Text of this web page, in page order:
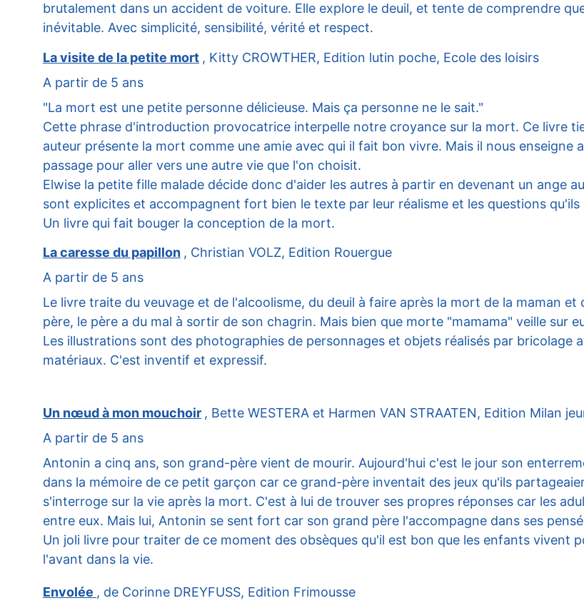
brutalement dans un accident de voiture. Elle explore le deuil, et tente de comprendre
inévitable. Avec simplicité, sensibilité, vérité et respect.
La visite de la petite mort , Kitty CROWTHER, Edition lutin poche, Ecole des loisirs
A partir de 5 ans
"La mort est une petite personne délicieuse. Mais ça personne ne le sait."
Cette phrase d'introduction provocatrice interpelle notre croyance sur la mort. Ce livre
auteur présente la mort comme une amie avec qui il fait bon vivre. Mais il nous enseigne
passage pour aller vers une autre vie que l'on choisit.
Elwise la petite fille malade décide donc d'aider les autres à partir en devenant un ange
sont explicites et accompagnent fort bien le texte par leur réalisme et les questions qu'ils
Un livre qui fait bouger la conception de la mort.
La caresse du papillon , Christian VOLZ, Edition Rouergue
A partir de 5 ans
Le livre traite du veuvage et de l'alcoolisme, du deuil à faire après la mort de la maman et
père, le père a du mal à sortir de son chagrin. Mais bien que morte "mamama" veille sur
Les illustrations sont des photographies de personnages et objets réalisés par bricolage
matériaux. C'est inventif et expressif.
Un nœud à mon mouchoir , Bette WESTERA et Harmen VAN STRAATEN, Edition Milan
A partir de 5 ans
Antonin a cinq ans, son grand-père vient de mourir. Aujourd'hui c'est le jour son
dans la mémoire de ce petit garçon car ce grand-père inventait des jeux qu'ils
s'interroge sur la vie après la mort. C'est à lui de trouver ses propres réponses car les
entre eux. Mais lui, Antonin se sent fort car son grand père l'accompagne dans ses
Un joli livre pour traiter de ce moment des obsèques qu'il est bon que les enfants vivent
l'avant dans la vie.
Envolée , de Corinne DREYFUSS, Edition Frimousse